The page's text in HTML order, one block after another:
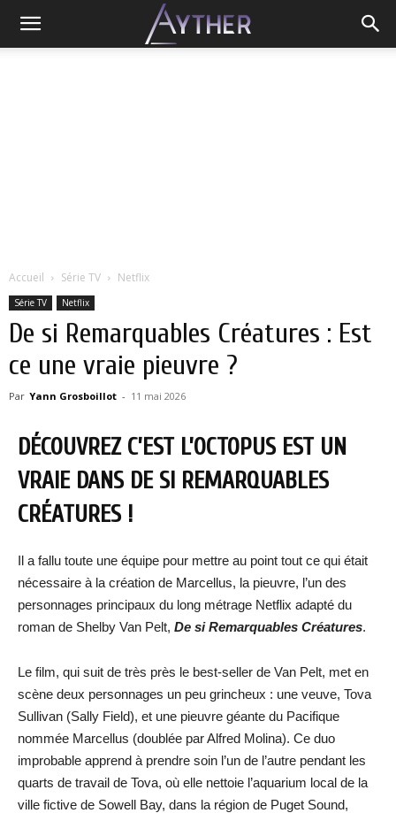
Accueil Série TV Netflix
Série TV Netflix
De si Remarquables Créatures : Est
ce une vraie pieuvre ?
Par Yann Grosboillot - 11 mai 2026
DÉCOUVREZ C’EST L’OCTOPUS EST UN
VRAIE DANS DE SI REMARQUABLES
CRÉATURES !
Il a fallu toute une équipe pour mettre au point tout ce qui était
nécessaire à la création de Marcellus, la pieuvre, l’un des
personnages principaux du long métrage Netflix adapté du
roman de Shelby Van Pelt, De si Remarquables Créatures.
Le film, qui suit de très près le best-seller de Van Pelt, met en
scène deux personnages un peu grincheux : une veuve, Tova
Sullivan (Sally Field), et une pieuvre géante du Pacifique
nommée Marcellus (doublée par Alfred Molina). Ce duo
improbable apprend à prendre soin l’un de l’autre pendant les
quarts de travail de Tova, où elle nettoie l’aquarium local de la
ville fictive de Sowell Bay, dans la région de Puget Sound,